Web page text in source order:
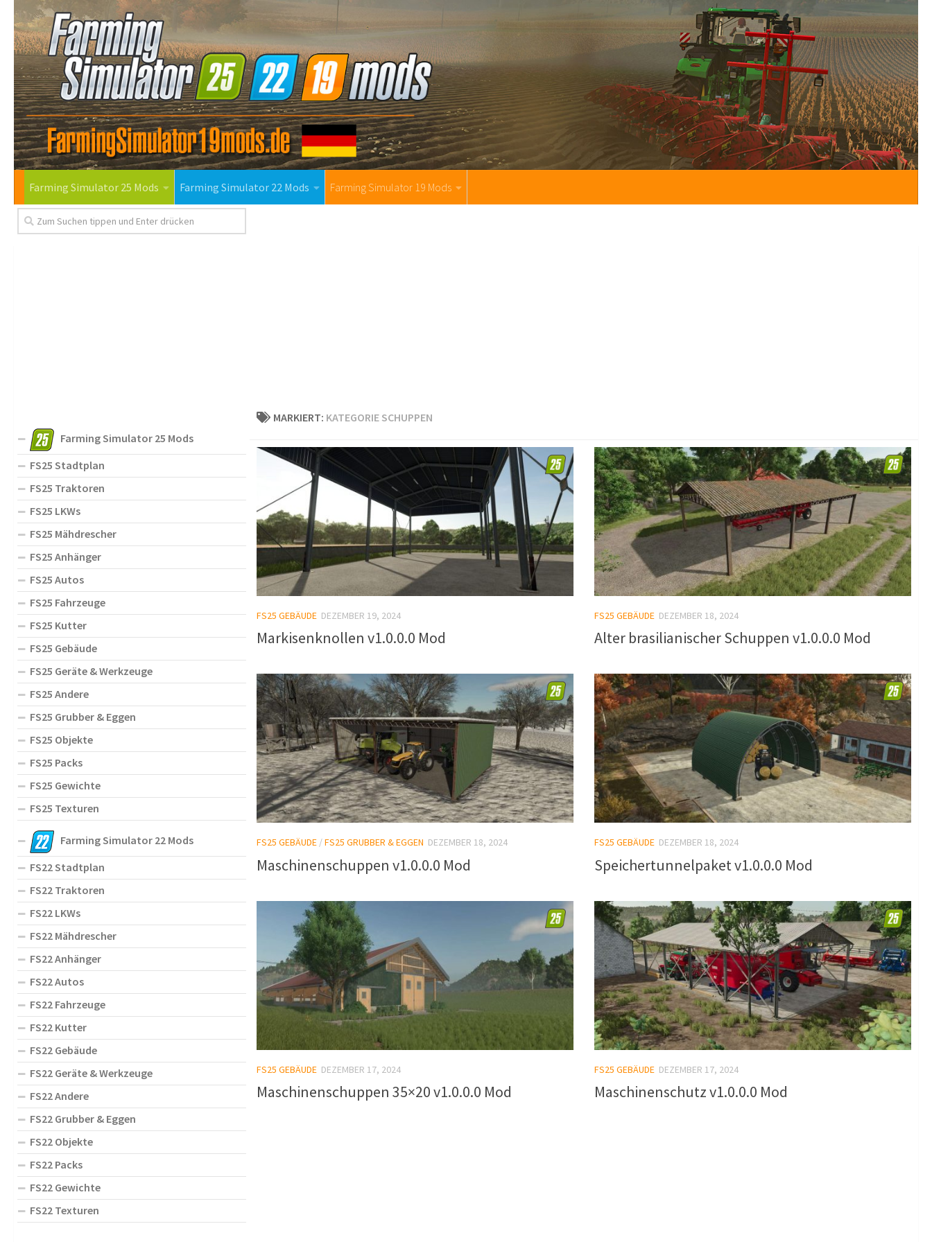
Farming Simulator 25 Mods Farming Simulator 22 Mods Farming Simulator 19 Mods
MARKIERT: KATEGORIE SCHUPPEN
FS25 GEBÄUDE DEZEMBER 19, 2024
Markisenknollen v1.0.0.0 Mod
FS25 GEBÄUDE DEZEMBER 18, 2024
Alter brasilianischer Schuppen v1.0.0.0 Mod
FS25 GEBÄUDE /FS25 GRUBBER & EGGEN DEZEMBER 18, 2024
Maschinenschuppen v1.0.0.0 Mod
FS25 GEBÄUDE DEZEMBER 18, 2024
Speichertunnelpaket v1.0.0.0 Mod
FS25 GEBÄUDE DEZEMBER 17, 2024
Maschinenschuppen 35×20 v1.0.0.0 Mod
FS25 GEBÄUDE DEZEMBER 17, 2024
Maschinenschutz v1.0.0.0 Mod
Farming Simulator 25 Mods
FS25 Stadtplan
FS25 Traktoren
FS25 LKWs
FS25 Mähdrescher
FS25 Anhänger
FS25 Autos
FS25 Fahrzeuge
FS25 Kutter
FS25 Gebäude
FS25 Geräte & Werkzeuge
FS25 Andere
FS25 Grubber & Eggen
FS25 Objekte
FS25 Packs
FS25 Gewichte
FS25 Texturen
Farming Simulator 22 Mods
FS22 Stadtplan
FS22 Traktoren
FS22 LKWs
FS22 Mähdrescher
FS22 Anhänger
FS22 Autos
FS22 Fahrzeuge
FS22 Kutter
FS22 Gebäude
FS22 Geräte & Werkzeuge
FS22 Andere
FS22 Grubber & Eggen
FS22 Objekte
FS22 Packs
FS22 Gewichte
FS22 Texturen